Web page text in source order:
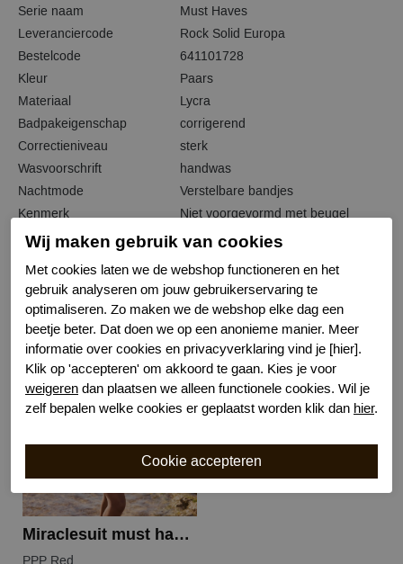
Serie naam
Must Haves
Leveranciercode
Rock Solid Europa
Bestelcode
641101728
Kleur
Paars
Materiaal
Lycra
Badpakeigenschap
corrigerend
Correctieniveau
sterk
Wasvoorschrift
handwas
Nachtmode
Verstelbare bandjes
Kenmerk
Niet voorgevormd met beugel
Gerelateerde producten
Miraclesuit must haves oceanus
PPP Red
Wij maken gebruik van cookies
Met cookies laten we de webshop functioneren en het
gebruik analyseren om jouw gebruikerservaring te
optimaliseren. Zo maken we de webshop elke dag een
beetje beter. Dat doen we op een anonieme manier. Meer
informatie over cookies en privacyverklaring vind je [hier].
Klik op 'accepteren' om akkoord te gaan. Kies je voor
weigeren dan plaatsen we alleen functionele cookies. Wil je
zelf bepalen welke cookies er geplaatst worden klik dan hier.